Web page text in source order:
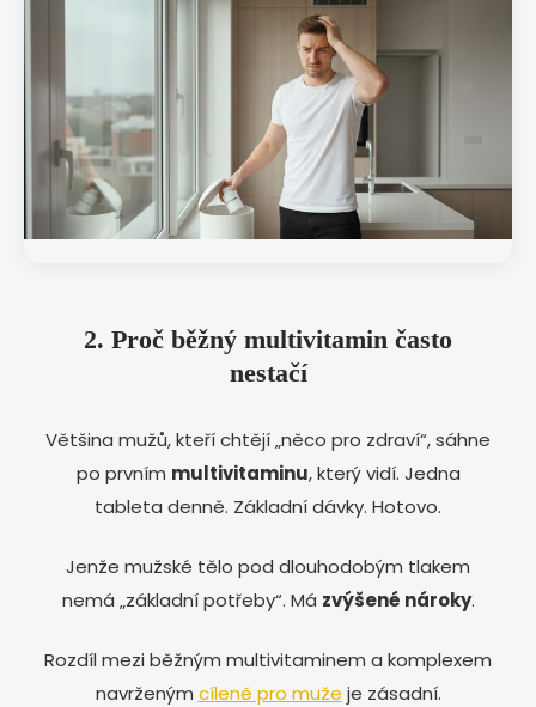
2. Proč běžný multivitamin často
nestačí
Většina mužů, kteří chtějí „něco pro zdraví“, sáhne
po prvním multivitaminu, který vidí. Jedna
tableta denně. Základní dávky. Hotovo.
Jenže mužské tělo pod dlouhodobým tlakem
nemá „základní potřeby“. Má zvýšené nároky.
Rozdíl mezi běžným multivitaminem a komplexem
navrženým cíleně pro muže je zásadní.